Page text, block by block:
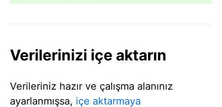
Verilerinizi içe aktarın
Verileriniz hazır ve çalışma alanınız
ayarlanmışsa, içe aktarmaya